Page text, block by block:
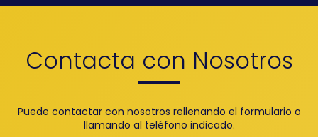
Contacta con Nosotros
Puede contactar con nosotros rellenando el formulario o
llamando al teléfono indicado.